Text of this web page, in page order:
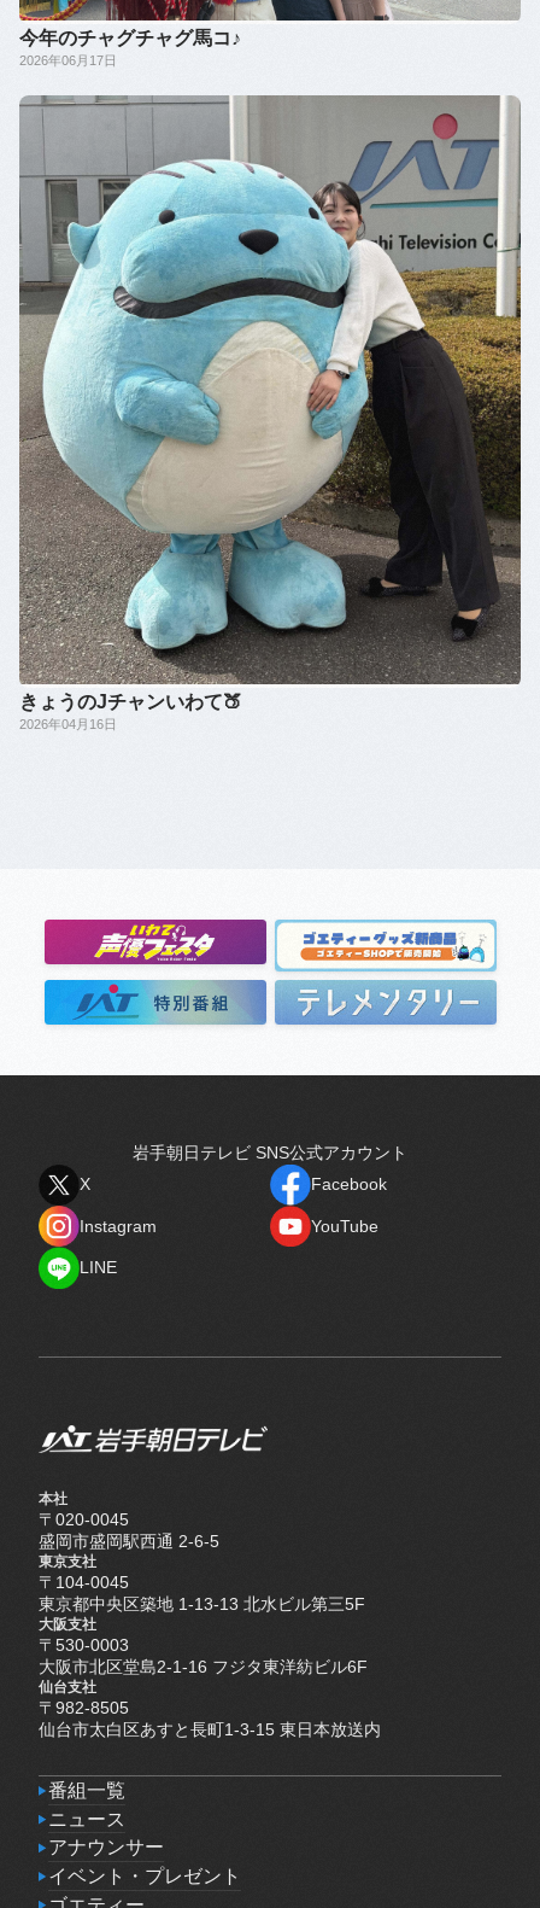
今年のチャグチャグ馬コ♪
2026年06月17日
きょうのJチャンいわて🍑
2026年04月16日
岩手朝日テレビ SNS公式アカウント
X
Facebook
Instagram
YouTube
LINE
本社
〒020-0045
盛岡市盛岡駅西通 2-6-5
東京支社
〒104-0045
東京都中央区築地 1-13-13 北水ビル第三5F
大阪支社
〒530-0003
大阪市北区堂島2-1-16 フジタ東洋紡ビル6F
仙台支社
〒982-8505
仙台市太白区あすと長町1-3-15 東日本放送内
番組一覧
番組一覧
ニュース
ニュース
アナウンサー
アナウンサー
イベント・プレゼント